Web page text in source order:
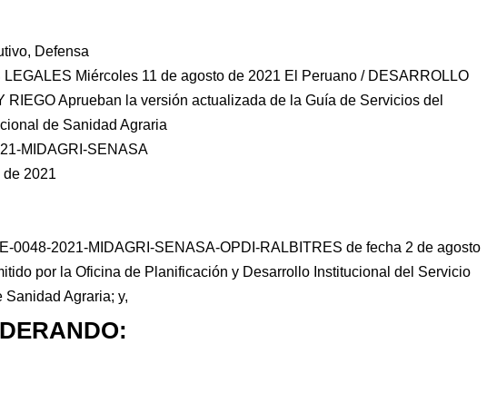
Defensa
LEGALES Miércoles 11 de agosto de 2021 El Peruano / DESARROLLO
RIEGO Aprueban la versión actualizada de la Guía de Servicios del
de Sanidad Agraria
MIDAGRI-SENASA
de 2021
0048-2021-MIDAGRI-SENASA-OPDI-RALBITRES de fecha 2 de agosto
por la Oficina de Planificación y Desarrollo Institucional del Servicio
Sanidad Agraria; y,